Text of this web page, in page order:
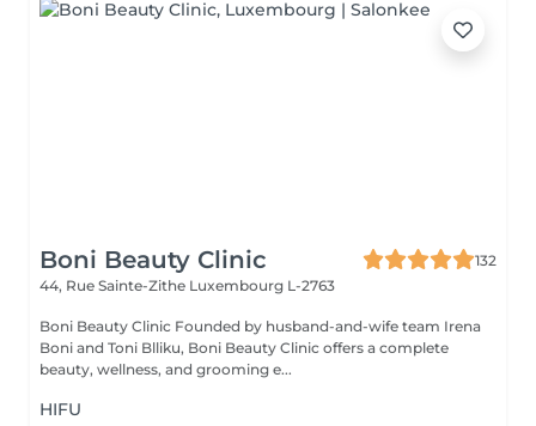
Boni Beauty Clinic
132
44, Rue Sainte-Zithe Luxembourg L-2763
Boni Beauty Clinic Founded by husband-and-wife team Irena
Boni and Toni Blliku, Boni Beauty Clinic offers a complete
beauty, wellness, and grooming e...
HIFU